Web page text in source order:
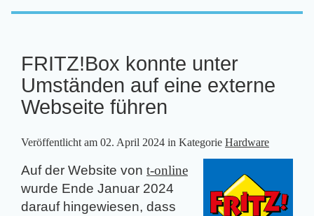
FRITZ!Box konnte unter
Umständen auf eine externe
Webseite führen
Veröffentlicht am 02. April 2024 in Kategorie Hardware
Auf der Website von t-online
wurde Ende Januar 2024
darauf hingewiesen, dass